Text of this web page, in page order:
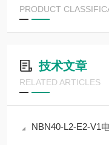
PRODUCT
技术文章
RELATED ARTICLES
NBN40-L2-E2-V1